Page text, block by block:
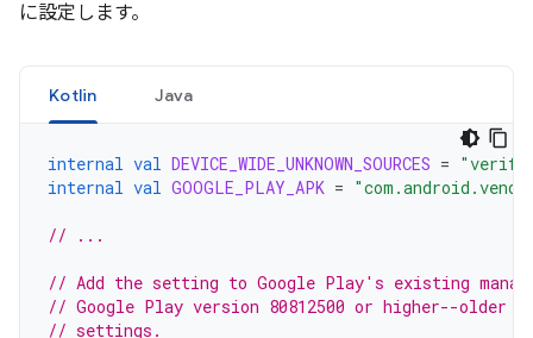
に設定します。
Kotlin Java
internal val DEVICE_WIDE_UNKNOWN_SOURCES =
internal val GOOGLE_PLAY_APK =
// ...
// Add the setting to Google Play's existing
// Google Play version 80812500 or higher--older
// settings.